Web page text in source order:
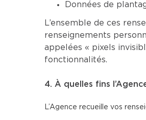
Données de
L’ensemble de ces
renseignements
appelées « pixels
fonctionnalités.
4. À quelles fins
L’Agence recueille vos